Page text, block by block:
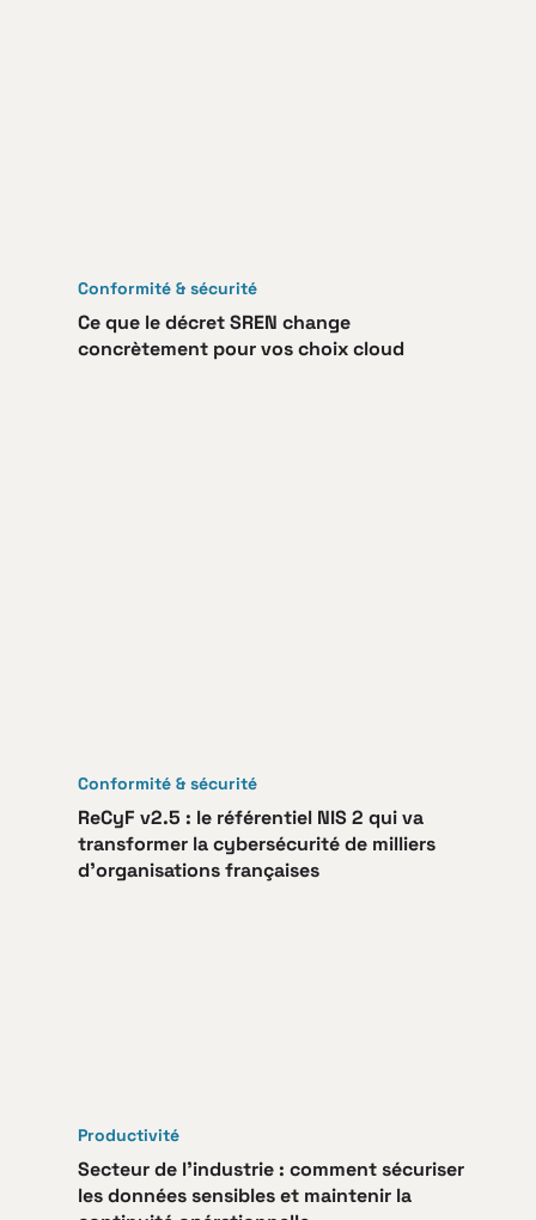
Conformité & sécurité
Ce que le décret SREN change
concrètement pour vos choix cloud
Conformité & sécurité
ReCyF v2.5 : le référentiel NIS 2 qui va
transformer la cybersécurité de milliers
d’organisations françaises
Productivité
Secteur de l’industrie : comment sécuriser
les données sensibles et maintenir la